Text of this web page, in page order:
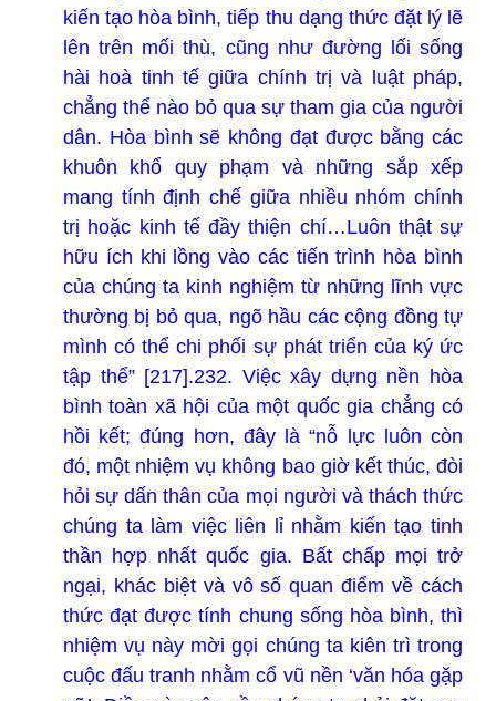
kiến tạo hòa bình, tiếp thu dạng thức đặt lý lẽ
lên trên mối thù, cũng như đường lối sống
hài hoà tinh tế giữa chính trị và luật pháp,
chẳng thể nào bỏ qua sự tham gia của người
dân. Hòa bình sẽ không đạt được bằng các
khuôn khổ quy phạm và những sắp xếp
mang tính định chế giữa nhiều nhóm chính
trị hoặc kinh tế đầy thiện chí…Luôn thật sự
hữu ích khi lồng vào các tiến trình hòa bình
của chúng ta kinh nghiệm từ những lĩnh vực
thường bị bỏ qua, ngõ hầu các cộng đồng tự
mình có thể chi phối sự phát triển của ký ức
tập thể” [217].232. Việc xây dựng nền hòa
bình toàn xã hội của một quốc gia chẳng có
hồi kết; đúng hơn, đây là “nỗ lực luôn còn
đó, một nhiệm vụ không bao giờ kết thúc, đòi
hỏi sự dấn thân của mọi người và thách thức
chúng ta làm việc liên lỉ nhằm kiến tạo tinh
thần hợp nhất quốc gia. Bất chấp mọi trở
ngại, khác biệt và vô số quan điểm về cách
thức đạt được tính chung sống hòa bình, thì
nhiệm vụ này mời gọi chúng ta kiên trì trong
cuộc đấu tranh nhằm cổ vũ nền ‘văn hóa gặp